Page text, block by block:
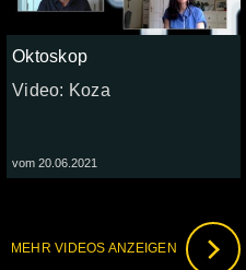
Oktoskop
Video: Koza
vom 20.06.2021
MEHR VIDEOS ANZEIGEN